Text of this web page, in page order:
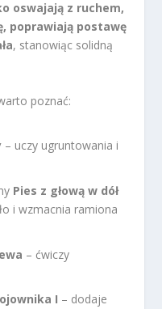
oswajają z ruchem,
poprawiają postawę
, stanowiąc solidną
poznać:
– uczy ugruntowania i
Pies z głową w dół
i wzmacnia ramiona
– ćwiczy
I – dodaje